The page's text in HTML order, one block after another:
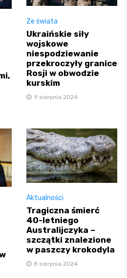
Ze świata
Ukraińskie siły
wojskowe
niespodziewanie
przekroczyły granice
Rosji w obwodzie
kurskim
9 sierpnia 2024
Aktualności
Tragiczna śmierć
40-letniego
Australijczyka –
szczątki znalezione
w paszczy krokodyla
8 sierpnia 2024